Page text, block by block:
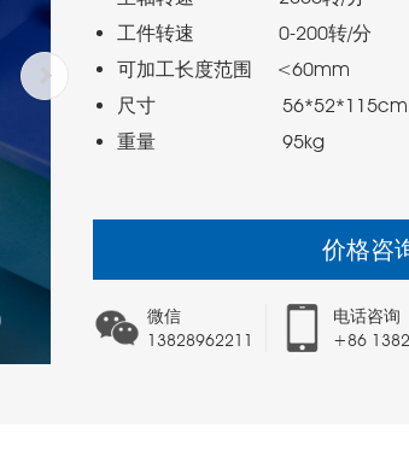
重量                     95kg
价格咨
微信
13828962211
电话咨询
+86